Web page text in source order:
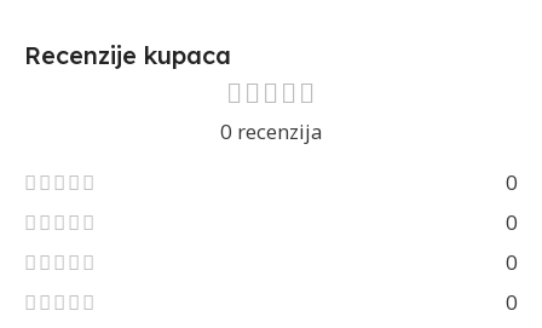
Recenzije kupaca
0 recenzija
0
0
0
0